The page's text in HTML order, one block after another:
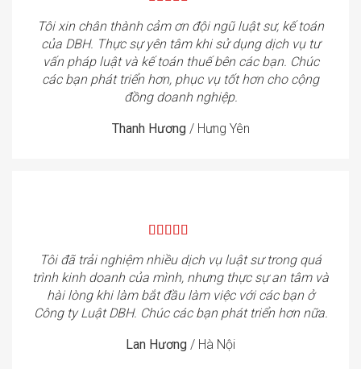
Tôi xin chân thành cảm ơn đội ngũ luật sư, kế toán
của DBH. Thực sự yên tâm khi sử dụng dịch vụ tư
vấn pháp luật và kế toán thuế bên các bạn. Chúc
các bạn phát triển hơn, phục vụ tốt hơn cho cộng
đồng doanh nghiệp.
Thanh Hương / Hưng Yên
Tôi đã trải nghiệm nhiều dịch vụ luật sư trong quá
trình kinh doanh của mình, nhưng thực sự an tâm và
hài lòng khi làm bắt đầu làm việc với các bạn ở
Công ty Luật DBH. Chúc các bạn phát triển hơn nữa.
Lan Hương / Hà Nội